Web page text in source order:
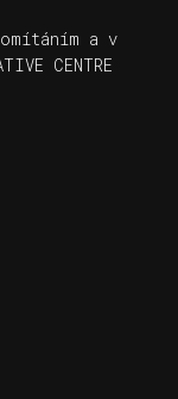
a v
CENTRE